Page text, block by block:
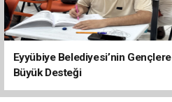
Eyyübiye Belediyesi’nin Gençlere
Büyük Desteği